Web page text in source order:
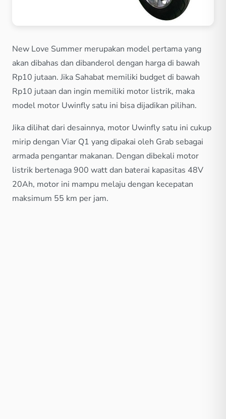
New Love Summer merupakan model pertama yang
akan dibahas dan dibanderol dengan harga di bawah
Rp10 jutaan. Jika Sahabat memiliki budget di bawah
Rp10 jutaan dan ingin memiliki motor listrik, maka
model motor Uwinfly satu ini bisa dijadikan pilihan.
Jika dilihat dari desainnya, motor Uwinfly satu ini cukup
mirip dengan Viar Q1 yang dipakai oleh Grab sebagai
armada pengantar makanan. Dengan dibekali motor
listrik bertenaga 900 watt dan baterai kapasitas 48V
20Ah, motor ini mampu melaju dengan kecepatan
maksimum 55 km per jam.